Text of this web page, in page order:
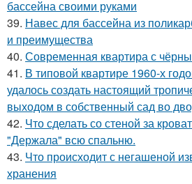
бассейна своими руками
39. Навес для бассейна из
и преимущества
40. Современная квартира с
41. В типовой квартире 1960-х
удалось создать настоящий
выходом в собственный сад во
42. Что сделать со стеной за
"Держала" всю спальню.
43. Что происходит с негашеной
хранения